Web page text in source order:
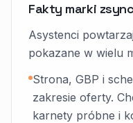
Fakty marki
Asystenci
pokazane w wielu
Strona, GBP i
zakresie oferty.
karnety próbne i